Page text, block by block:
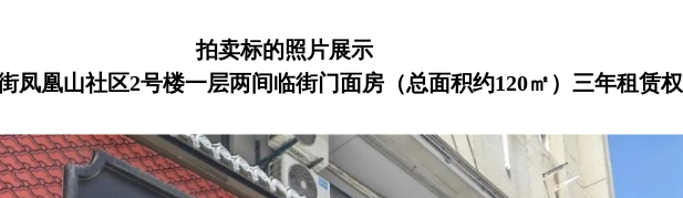
拍卖标的照片展示
凤凰山社区2号楼一层两间临街门面房（总面积约120㎡）三年租赁权